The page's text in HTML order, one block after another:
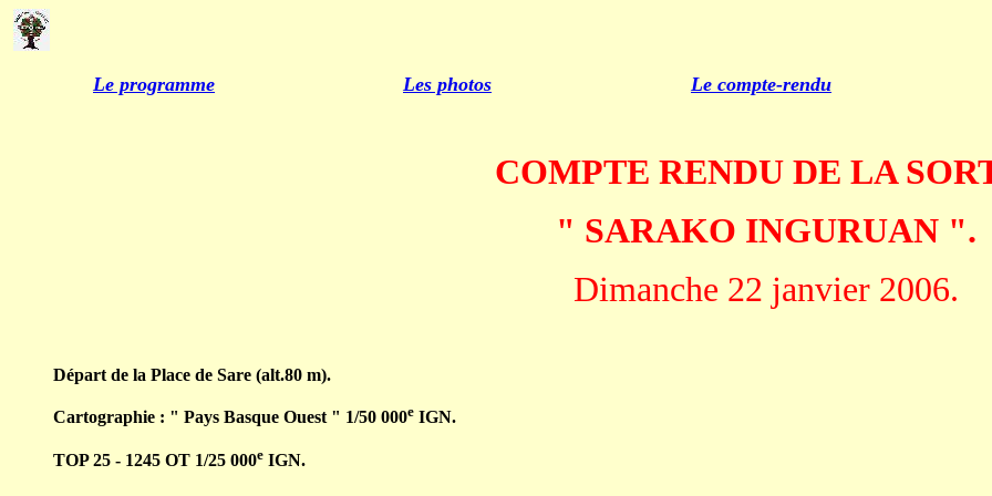
Le programme Les photos Le compte-rendu
COMPTE RENDU DE LA
" SARAKO INGURUAN ".
Dimanche 22 janvier 2006.
Départ de la Place de Sare (alt.80 m).
Cartographie : " Pays Basque Ouest " 1/50 000e IGN.
TOP 25 - 1245 OT 1/25 000e IGN.